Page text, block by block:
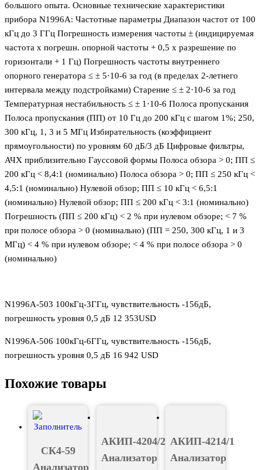
большого опыта. Основные технические характеристики
прибора N1996A: Частотные параметры Диапазон частот от 100
кГц до 3 ГГц Погрешность измерения частоты ± (индицируемая
частота х погрешн. опорной частоты + 0,5 х разрешение по
горизонтали + 1 Гц) Погрешность частоты внутреннего
опорного генератора ≤ ± 5·10-6 за год (в пределах 2-летнего
интервала между подстройками) Старение ≤ ± 2·10-6 за год
Температурная нестабильность ≤ ± 1·10-6 Полоса пропускания
Полоса пропускания (ПП) от 10 Гц до 200 кГц с шагом 1%; 250,
300 кГц, 1, 3 и 5 МГц Избирательность (коэффициент
прямоугольности) по уровням 60 дБ/3 дБ Цифровые фильтры,
АЧХ приблизительно Гауссовой формы Полоса обзора > 0; ПП ≤
200 кГц < 8,4:1 (номинально) Полоса обзора > 0; ПП ≤ 250 кГц <
4,5:1 (номинально) Нулевой обзор; ПП ≤ 10 кГц < 6,5:1
(номинально) Нулевой обзор; ПП ≤ 200 кГц < 3:1 (номинально)
Погрешность (ПП ≤ 200 кГц) < 2 % при нулевом обзоре; < 7 %
при полосе обзора > 0 (номинально) (ПП = 250, 300 кГц, 1 и 3
МГц) < 4 % при нулевом обзоре; < 4 % при полосе обзора > 0
(номинально)
N1996A-503 100кГц-3ГГц, чувствительность -156дБ,
погрешность уровня 0,5 дБ 12 353USD
N1996A-506 100кГц-6ГГц, чувствительность -156дБ,
погрешность уровня 0,5 дБ 16 942 USD
Похожие товары
СК4-59
Анализатор
АКИП-4204/2
Анализатор
АКИП-4214/1
Анализатор